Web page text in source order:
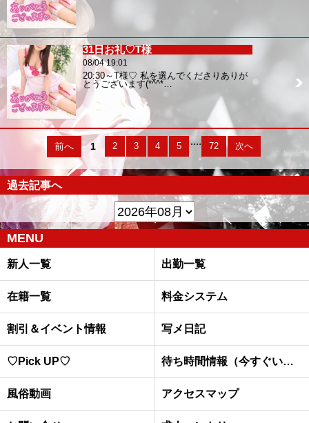
31日お礼♡T様
08/04 19:01
20:30～T様♡ 私を選んでくださりありが
とうございます(*^^*…
前へ 1 2 3 4 5 .... 72 次へ
過去記事へ
MENU
新人一覧 出勤一覧
在籍一覧 料金システム
割引＆イベント情報 写メ日記
♡Pick UP♡ 待ち時間情報（今すぐいける娘）
風俗動画 アクセスマップ